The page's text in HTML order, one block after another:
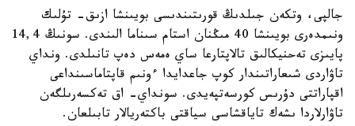
جالپى، وتكەن جىلدىڭ قورىتىندىسى بويىنشا ازىق- تۇلىك
ونىمدەرى بويىنشا 40 مىڭنان استام سىناما الىندى. سونىڭ 14,4
پايىزى تەحنيكالىق تالاپتارعا ساي ەمەس دەپ تانىلدى. ونداي
تاۋاردى شىعاراتىندار كوپ جاعدايدا ءونىم قاپتاماسىنداعى
اقپاراتتى دۇرىس كورسەتپەيدى. سونداي- اق تەكسەرىلگەن
تاۋارلاردا ىشەك تاياقشاسى سياقتى باكتەريالار تابىلعان.